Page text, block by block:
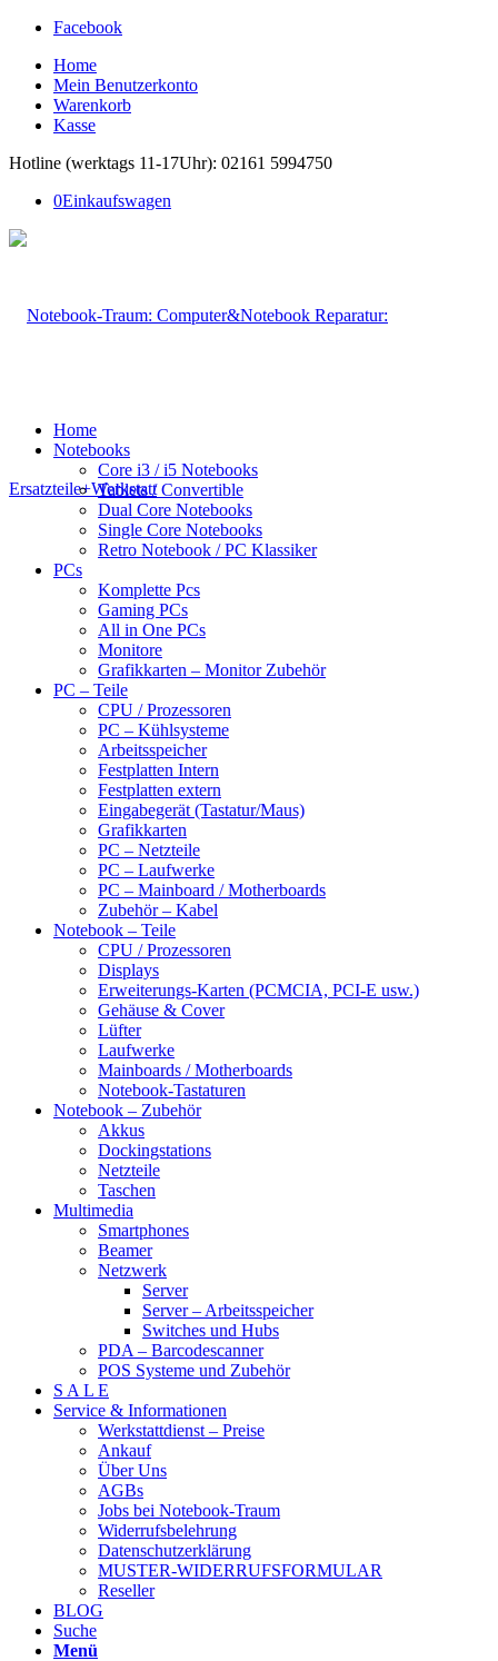
Facebook
Home
Mein Benutzerkonto
Warenkorb
Kasse
Hotline (werktags 11-17Uhr): 02161 5994750
0Einkaufswagen
Home
Notebooks
Core i3 / i5 Notebooks
Tablets / Convertible
Dual Core Notebooks
Single Core Notebooks
Retro Notebook / PC Klassiker
PCs
Komplette Pcs
Gaming PCs
All in One PCs
Monitore
Grafikkarten – Monitor Zubehör
PC – Teile
CPU / Prozessoren
PC – Kühlsysteme
Arbeitsspeicher
Festplatten Intern
Festplatten extern
Eingabegerät (Tastatur/Maus)
Grafikkarten
PC – Netzteile
PC – Laufwerke
PC – Mainboard / Motherboards
Zubehör – Kabel
Notebook – Teile
CPU / Prozessoren
Displays
Erweiterungs-Karten (PCMCIA, PCI-E usw.)
Gehäuse & Cover
Lüfter
Laufwerke
Mainboards / Motherboards
Notebook-Tastaturen
Notebook – Zubehör
Akkus
Dockingstations
Netzteile
Taschen
Multimedia
Smartphones
Beamer
Netzwerk
Server
Server – Arbeitsspeicher
Switches und Hubs
PDA – Barcodescanner
POS Systeme und Zubehör
S A L E
Service & Informationen
Werkstattdienst – Preise
Ankauf
Über Uns
AGBs
Jobs bei Notebook-Traum
Widerrufsbelehrung
Datenschutzerklärung
MUSTER-WIDERRUFSFORMULAR
Reseller
BLOG
Suche
Menü